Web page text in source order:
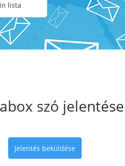
lista
szó jelentése
Jelentés beküldése